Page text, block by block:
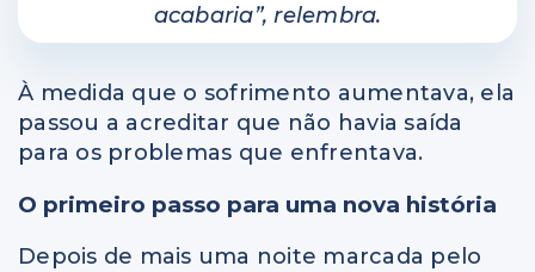
acabaria”, relembra.
À medida que o sofrimento aumentava, ela
passou a acreditar que não havia saída
para os problemas que enfrentava.
O primeiro passo para uma nova história
Depois de mais uma noite marcada pelo